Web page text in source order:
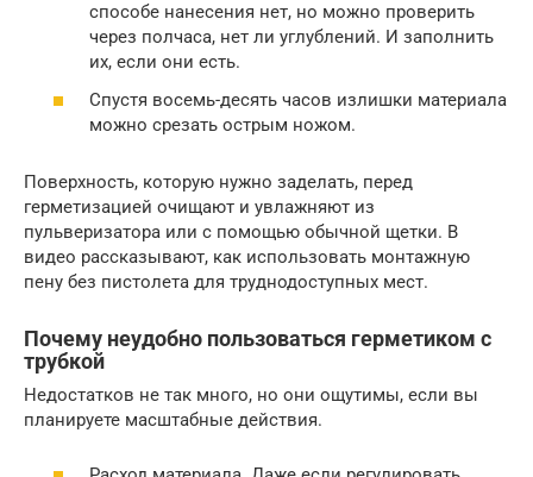
способе нанесения нет, но можно проверить
через полчаса, нет ли углублений. И заполнить
их, если они есть.
Спустя восемь-десять часов излишки материала
можно срезать острым ножом.
Поверхность, которую нужно заделать, перед
герметизацией очищают и увлажняют из
пульверизатора или с помощью обычной щетки. В
видео рассказывают, как использовать монтажную
пену без пистолета для труднодоступных мест.
Почему неудобно пользоваться герметиком с
трубкой
Недостатков не так много, но они ощутимы, если вы
планируете масштабные действия.